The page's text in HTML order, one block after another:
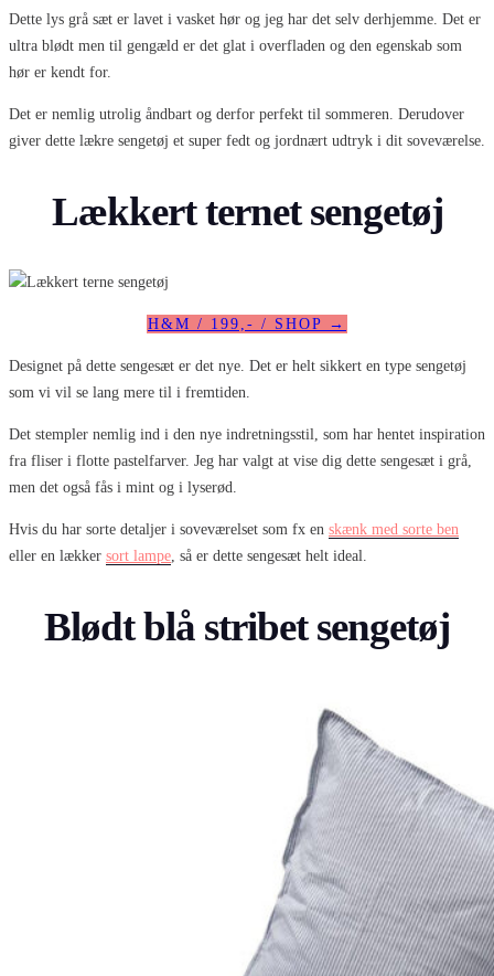
Dette lys grå sæt er lavet i vasket hør og jeg har det selv derhjemme. Det er
ultra blødt men til gengæld er det glat i overfladen og den egenskab som
hør er kendt for.
Det er nemlig utrolig åndbart og derfor perfekt til sommeren. Derudover
giver dette lækre sengetøj et super fedt og jordnært udtryk i dit soveværelse.
Lækkert ternet sengetøj
H&M / 199,- / SHOP →
Designet på dette sengesæt er det nye. Det er helt sikkert en type sengetøj
som vi vil se lang mere til i fremtiden.
Det stempler nemlig ind i den nye indretningsstil, som har hentet inspiration
fra fliser i flotte pastelfarver. Jeg har valgt at vise dig dette sengesæt i grå,
men det også fås i mint og i lyserød.
Hvis du har sorte detaljer i soveværelset som fx en skænk med sorte ben
eller en lækker sort lampe , så er dette sengesæt helt ideal.
Blødt blå stribet sengetøj